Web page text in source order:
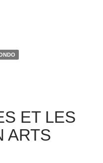
ET LES
ARTS